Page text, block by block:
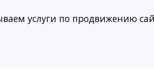
услуги по продвижению